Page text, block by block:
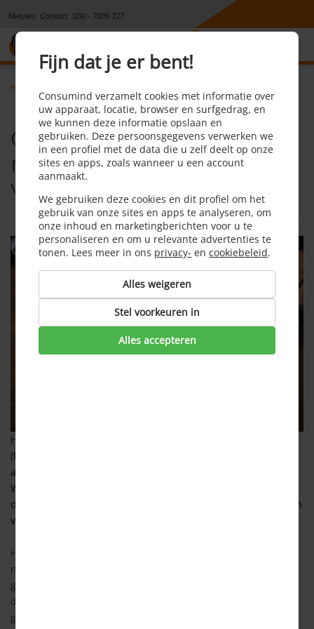
Nieuws Contact 030 - 7009 727
Home
Overstap naar hypotheek met NHG minder voordelig dan verwacht
Overstap naar hypotheek
met NHG minder
voordelig dan verwacht
Heb jij een hypotheek zonder Nationale Hypotheekgarantie
(NHG)? Sinds 2018 is het mogelijk deze alsnog aan te vragen,
als de rentevaste periode nog loopt. Dat heeft het
Waarborgfonds Eigen Woningen (WEW) mogelijk gemaakt. In
de praktijk blijkt echter dat de overstap minder gunstig is dan
verwacht.
Het WEW is de organisatie achter de NHG. Deze organisatie
neemt eventuele restschulden op zich, wanneer een huis
gedwongen moet worden verkocht en te weinig opbrengt om
de hypotheekschuld helemaal af te lossen. Dankzij deze
garantie bestaat er minder risico voor de bank met jouw
Fijn dat je er bent!
Consumind verzamelt cookies met informatie over
uw apparaat, locatie, browser en surfgedrag, en
we kunnen deze informatie opslaan en
gebruiken. Deze persoonsgegevens verwerken we
in een profiel met de data die u zelf deelt op onze
sites en apps, zoals wanneer u een account
aanmaakt.
We gebruiken deze cookies en dit profiel om het
gebruik van onze sites en apps te analyseren, om
onze inhoud en marketingberichten voor u te
personaliseren en om u relevante advertenties te
tonen. Lees meer in ons privacy- encookiebeleid.
Alles weigeren
Stel voorkeuren in
Alles accepteren